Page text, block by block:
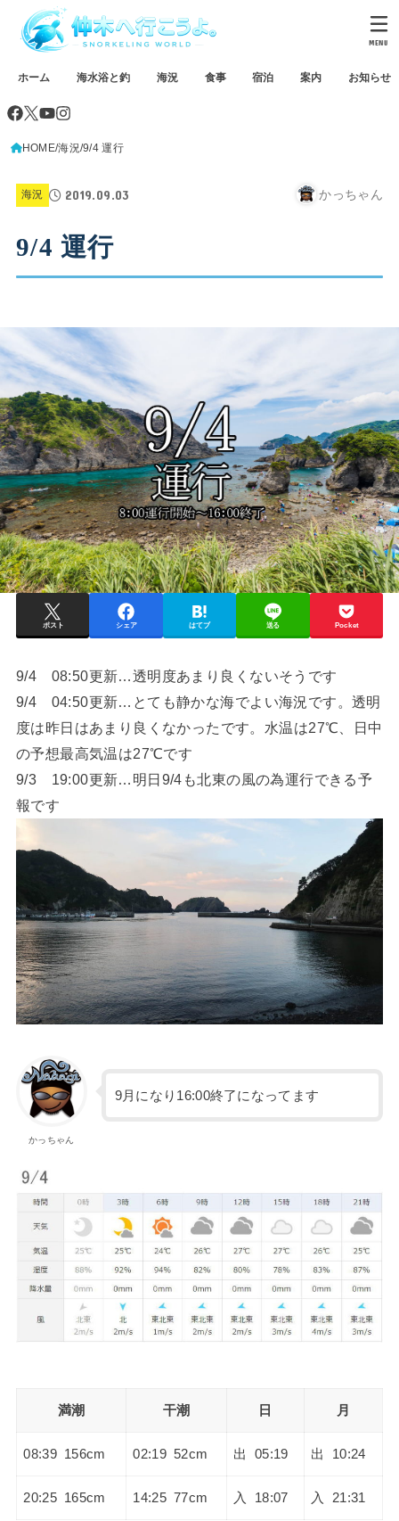
ホーム 海水浴と釣 海況 食事 宿泊 案内 お知らせ
MENU
HOME 海況 9/4 運行
海況 2019.09.03 かっちゃん
9/4 運行
ポスト シェア はてブ 送る Pocket
9/4 08:50更新…透明度あまり良くないそうです
9/4 04:50更新…とても静かな海でよい海況です。透明
度は昨日はあまり良くなかったです。水温は27℃、日中
の予想最高気温は27℃です
9/3 19:00更新…明日9/4も北東の風の為運行できる予
報です
かっちゃん
9月になり16:00終了になってます
満潮 干潮 日 月
08:39 156cm 02:19 52cm 出 05:19 出 10:24
20:25 165cm 14:25 77cm 入 18:07 入 21:31